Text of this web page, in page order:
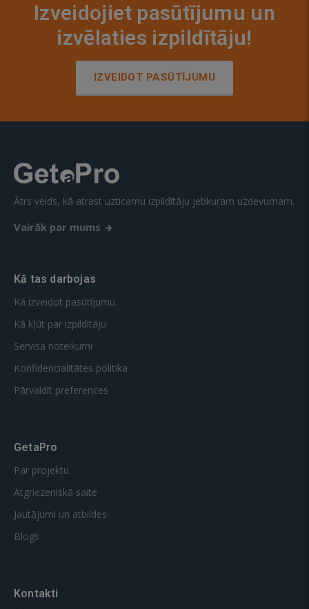
Izveidojiet pasūtījumu un
izvēlaties izpildītāju!
IZVEIDOT PASŪTĪJUMU
Ātrs veids, kā atrast uzticamu izpildītāju jebkuram uzdevumam.
Vairāk par mums
Kā tas darbojas
Kā izveidot pasūtījumu
Kā kļūt par izpildītāju
Servisa noteikumi
Konfidencialitātes politika
Pārvaldīt preferences
GetaPro
Par projektu
Atgriezeniskā saite
Jautājumi un atbildes
Blogs
Kontakti